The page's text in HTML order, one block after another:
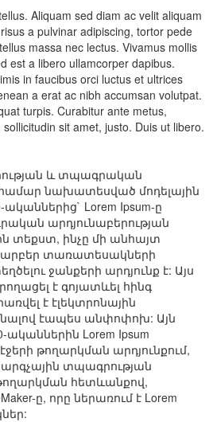
Aliquam sed diam ac velit aliquam
a pulvinar adipiscing, tortor pede
massa nec lectus. Vivamus mollis
est a libero ullamcorper dapibus.
in faucibus orci luctus et ultrices
a erat ac nibh accumsan volutpat.
turpis. Curabitur ante metus,
sit amet, justo. Duis ut libero.
և տպագրական
համար նախատեսված մոդելային
Lorem Ipsum-ը
արդյունաբերության
տեքստ, ինչը մի անհայտ
տառատեսակների
ջանքերի արդյունք է: Այս
է գոյատևել հինգ
է էլեկտրոնային
էապես անփոփոխ: Այն
ականներին Lorem Ipsum
թողարկման արդյունքում,
տպագրության
հետևանքով,
ը, որը ներառում է Lorem